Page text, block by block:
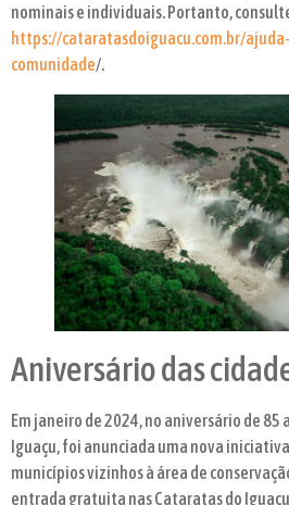
nominais e individuais. Portanto,
https://cataratasdoiguacu.com.br/
comunidade/.
Aniversário das
Em janeiro de 2024, no aniversário de 85
Iguaçu, foi anunciada uma nova
municípios vizinhos à área de
entrada gratuita nas Cataratas do